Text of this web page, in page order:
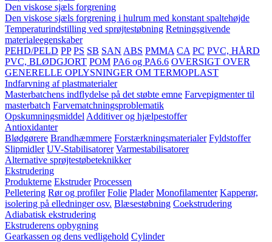
Den viskose sjæls forgrening
Den viskose sjæls forgrening i hulrum med konstant spaltehøjde
Temperaturindstilling ved sprøjtestøbning Retningsgivende
materialeegenskaber
PEHD/PELD PP PS SB SAN ABS PMMA CA PC PVC, HÅRD
PVC, BLØDGJORT POM PA6 og PA6.6 OVERSIGT OVER
GENERELLE OPLYSNINGER OM TERMOPLAST
Indfarvning af plastmaterialer
Masterbatchens indflydelse på det støbte emne Farvepigmenter til
masterbatch Farvematchningsproblematik
Opskumningsmiddel Additiver og hjælpestoffer
Antioxidanter
Blødgørere Brandhæmmere Forstærkningsmaterialer Fyldstoffer
Slipmidler UV-Stabilisatorer Varmestabilisatorer
Alternative sprøjtestøbeteknikker
Ekstrudering
Produkterne Ekstruder Processen
Pelletering Rør og profiler Folie Plader Monofilamenter Kapperør,
isolering på elledninger osv. Blæsestøbning Coekstrudering
Adiabatisk ekstrudering
Ekstruderens opbygning
Gearkassen og dens vedligehold Cylinder